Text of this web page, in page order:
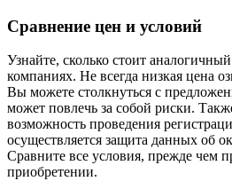
Сравнение цен и условий
Узнайте, сколько стоит
компаниях. Не всегда низкая цена
Вы можете столкнуться с
может повлечь за собой риски.
возможность проведения
осуществляется защита данных об
Сравните все условия, прежде чем
приобретении.